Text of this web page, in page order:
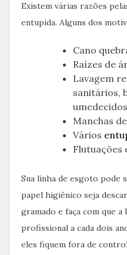
Existem várias razões
entupida. Alguns dos
Cano
Raízes de
Lavagem
sanitários,
Manchas
Vários
Sua linha de esgoto pode
papel higiênico seja
gramado e faça com que
profissional a cada dois
eles fiquem fora de